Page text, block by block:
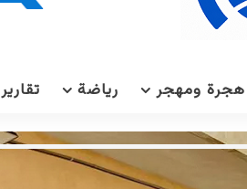
هجرة ومهجر رياضة تقارير